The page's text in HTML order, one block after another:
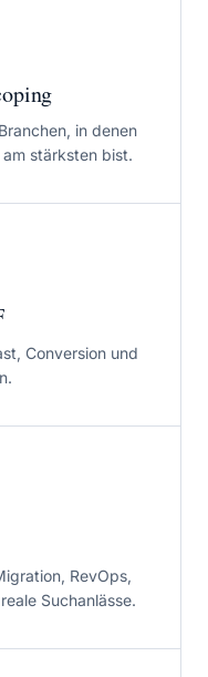
in denen
stärksten bist.
Conversion und
RevOps,
Suchanlässe.